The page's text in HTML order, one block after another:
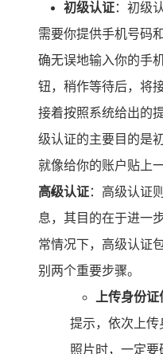
初级认证：初级
需要你提供手机号码
确无误地输入你的手
钮，稍作等待后，将
接着按照系统给出的
级认证的主要目的是
就像给你的账户贴上
高级认证：高级认证
息，其目的在于进一
常情况下，高级认证
别两个重要步骤。
上传身份
提示，依次上
照片时，一定